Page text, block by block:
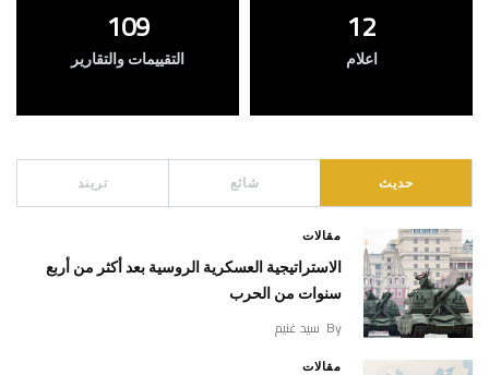
12
اعلام
109
التقييمات والتقارير
حديث شائع تريند
مقالات
الاستراتيجية العسكرية الروسية بعد أكثر من أربع
سنوات من الحرب
By سيد غنيم
مقالات